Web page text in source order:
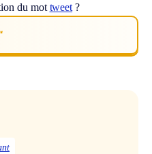
du mot tweet ?